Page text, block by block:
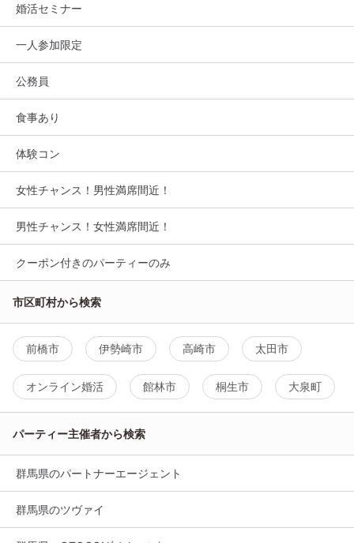
婚活セミナー
一人参加限定
公務員
食事あり
体験コン
女性チャンス！男性満席間近！
男性チャンス！女性満席間近！
クーポン付きのパーティーのみ
市区町村から検索
前橋市 伊勢崎市 高崎市 太田市
オンライン婚活 館林市 桐生市 大泉町
パーティー主催者から検索
群馬県のパートナーエージェント
群馬県のツヴァイ